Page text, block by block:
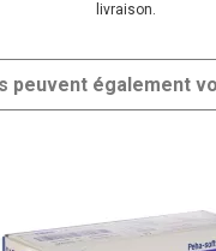
livraison.
peuvent également